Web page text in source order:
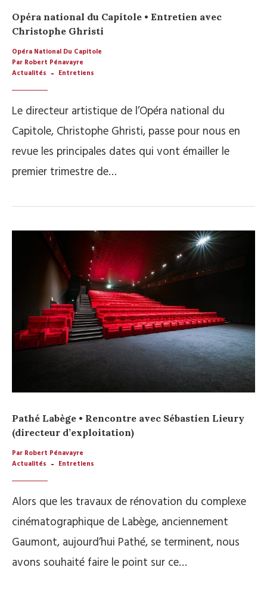
Opéra national du Capitole • Entretien avec
Christophe Ghristi
Opéra National Du Capitole
Par Robert Pénavayre
Actualités
Entretiens
Le directeur artistique de l’Opéra national du
Capitole, Christophe Ghristi, passe pour nous en
revue les principales dates qui vont émailler le
premier trimestre de…
Pathé Labège • Rencontre avec Sébastien Lieury
(directeur d’exploitation)
Par Robert Pénavayre
Actualités
Entretiens
Alors que les travaux de rénovation du complexe
cinématographique de Labège, anciennement
Gaumont, aujourd’hui Pathé, se terminent, nous
avons souhaité faire le point sur ce…